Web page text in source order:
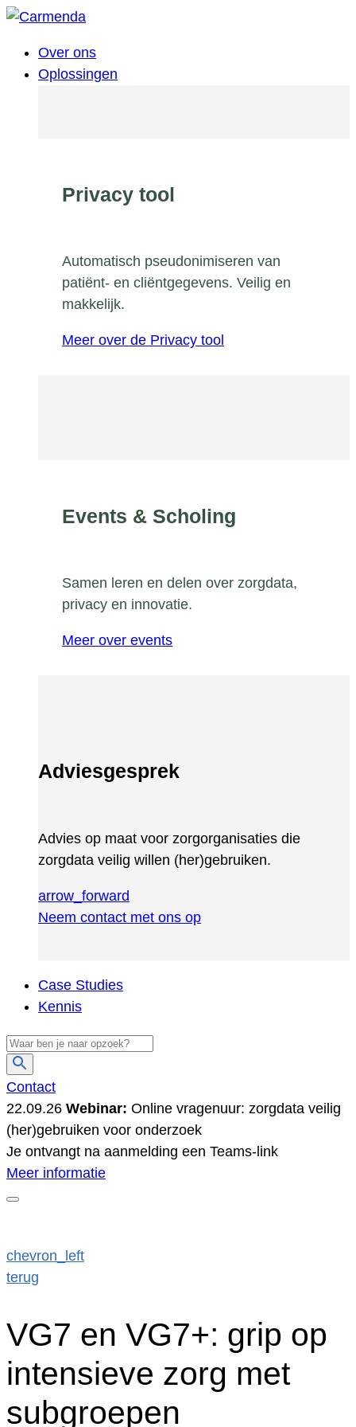
Over ons
Oplossingen
Privacy tool
Automatisch pseudonimiseren van
patiënt- en cliëntgegevens. Veilig en
makkelijk.
Meer over de Privacy tool
Events & Scholing
Samen leren en delen over zorgdata,
privacy en innovatie.
Meer over events
Adviesgesprek
Advies op maat voor zorgorganisaties die
zorgdata veilig willen (her)gebruiken.
arrow_forward
Neem contact met ons op
Case Studies
Kennis
Contact
22.09.26 Webinar: Online vragenuur: zorgdata veilig
(her)gebruiken voor onderzoek
Je ontvangt na aanmelding een Teams-link
Meer informatie
chevron_left
terug
VG7 en VG7+: grip op
intensieve zorg met
subgroepen